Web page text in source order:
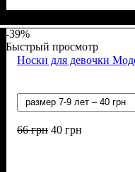
-39%
Быстрый просмотр
Носки для девочки
66грн 40 грн